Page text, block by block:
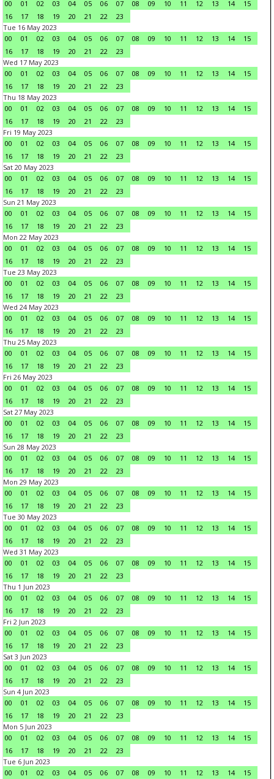
00 01 02 03 04 05 06 07 08 09 10 11 12 13 14
15
16
17 18 19 20 21 22
23
Tue 16 May 2023
00
01 02 03 04 05 06 07 08 09 10 11 12 13 14
15
16
17 18 19 20 21 22
23
Wed 17 May 2023
00
01 02 03 04 05 06 07 08 09 10 11 12 13 14
15
16
17 18 19 20 21 22
23
Thu 18 May 2023
00
01 02 03 04 05 06 07 08 09 10 11 12 13 14
15
16
17 18 19 20 21 22
23
Fri 19 May 2023
00
01 02 03 04 05 06 07 08 09 10 11 12 13 14
15
16
17 18 19 20 21 22
23
Sat 20 May 2023
00
01 02 03 04 05 06 07 08 09 10 11 12 13 14
15
16
17 18 19 20 21 22
23
Sun 21 May 2023
00
01 02 03 04 05 06 07 08 09 10 11 12 13 14
15
16
17 18 19 20 21 22
23
Mon 22 May 2023
00
01 02 03 04 05 06 07 08 09 10 11 12 13 14
15
16
17 18 19 20 21 22
23
Tue 23 May 2023
00
01 02 03 04 05 06 07 08 09 10 11 12 13 14
15
16
17 18 19 20 21 22
23
Wed 24 May 2023
00
01 02 03 04 05 06 07 08 09 10 11 12 13 14
15
16
17 18 19 20 21 22
23
Thu 25 May 2023
00
01 02 03 04 05 06 07 08 09 10 11 12 13 14
15
16
17 18 19 20 21 22
23
Fri 26 May 2023
00
01 02 03 04 05 06 07 08 09 10 11 12 13 14
15
16
17 18 19 20 21 22
23
Sat 27 May 2023
00
01 02 03 04 05 06 07 08 09 10 11 12 13 14
15
16
17 18 19 20 21 22
23
Sun 28 May 2023
00
01 02 03 04 05 06 07 08 09 10 11 12 13 14
15
16
17 18 19 20 21 22
23
Mon 29 May 2023
00
01 02 03 04 05 06 07 08 09 10 11 12 13 14
15
16
17 18 19 20 21 22
23
Tue 30 May 2023
00
01 02 03 04 05 06 07 08 09 10 11 12 13 14
15
16
17 18 19 20 21 22
23
Wed 31 May 2023
00
01 02 03 04 05 06 07 08 09 10 11 12 13 14
15
16
17 18 19 20 21 22
23
Thu 1 Jun 2023
00
01 02 03 04 05 06 07 08 09 10 11 12 13 14
15
16
17 18 19 20 21 22
23
Fri 2 Jun 2023
00
01 02 03 04 05 06 07 08 09 10 11 12 13 14
15
16
17 18 19 20 21 22
23
Sat 3 Jun 2023
00
01 02 03 04 05 06 07 08 09 10 11 12 13 14
15
16
17 18 19 20 21 22
23
Sun 4 Jun 2023
00
01 02 03 04 05 06 07 08 09 10 11 12 13 14
15
16
17 18 19 20 21 22
23
Mon 5 Jun 2023
00
01 02 03 04 05 06 07 08 09 10 11 12 13 14
15
16
17 18 19 20 21 22
23
Tue 6 Jun 2023
00
01 02 03 04 05 06 07 08 09 10 11 12 13 14
15